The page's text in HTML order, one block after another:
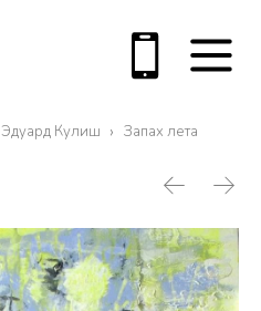
Эдуард Кулиш Запах лета